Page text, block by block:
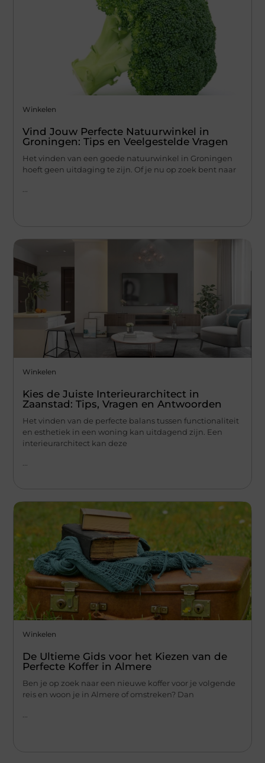
Winkelen
Vind Jouw Perfecte Natuurwinkel in
Groningen: Tips en Veelgestelde Vragen
Het vinden van een goede natuurwinkel in Groningen
hoeft geen uitdaging te zijn. Of je nu op zoek bent naar
Winkelen
Kies de Juiste Interieurarchitect in
Zaanstad: Tips, Vragen en Antwoorden
Het vinden van de perfecte balans tussen functionaliteit
en esthetiek in een woning kan uitdagend zijn. Een
interieurarchitect kan deze
...
Winkelen
De Ultieme Gids voor het Kiezen van de
Perfecte Koffer in Almere
Ben je op zoek naar een nieuwe koffer voor je volgende
reis en woon je in Almere of omstreken? Dan